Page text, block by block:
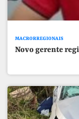
MACRORREGIONAIS
Novo gerente